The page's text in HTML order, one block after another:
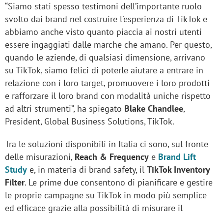
“Siamo stati spesso testimoni dell’importante ruolo
svolto dai brand nel costruire l'esperienza di TikTok e
abbiamo anche visto quanto piaccia ai nostri utenti
essere ingaggiati dalle marche che amano. Per questo,
quando le aziende, di qualsiasi dimensione, arrivano
su TikTok, siamo felici di poterle aiutare a entrare in
relazione con i loro target, promuovere i loro prodotti
e rafforzare il loro brand con modalità uniche rispetto
ad altri strumenti”, ha spiegato Blake Chandlee,
President, Global Business Solutions, TikTok.
Tra le soluzioni disponibili in Italia ci sono, sul fronte
delle misurazioni, Reach & Frequency e Brand Lift
Study e, in materia di brand safety, il TikTok Inventory
Filter. Le prime due consentono di pianificare e gestire
le proprie campagne su TikTok in modo più semplice
ed efficace grazie alla possibilità di misurare il